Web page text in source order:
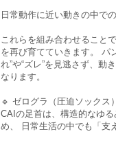
日常動作に近い動きの中で
これらを組み合わせること
を再び育てていきます。 パ
れ”や“ズレ”を見逃さず、動
なります。
🔹 ゼログラ（圧迫ソックス
CAIの足首は、構造的なゆ
め、 日常生活の中でも「支